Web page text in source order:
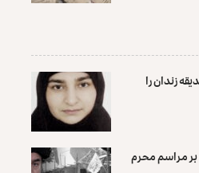
زندان را
مراسم محرم